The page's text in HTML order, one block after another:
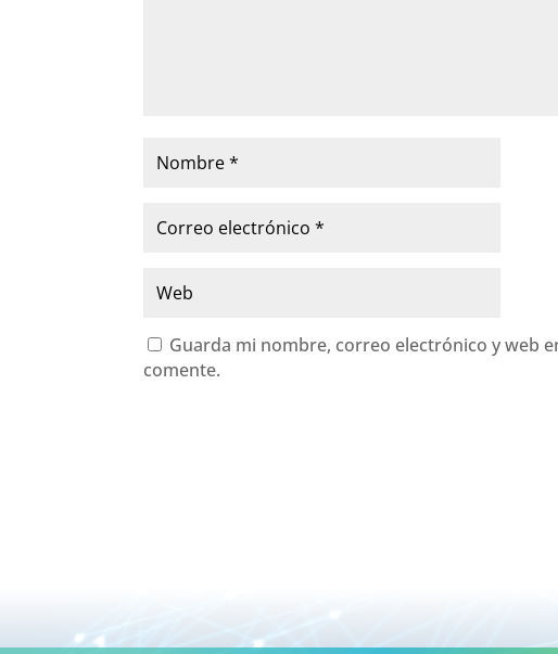
Guarda mi nombre, correo electrónico y web
comente.